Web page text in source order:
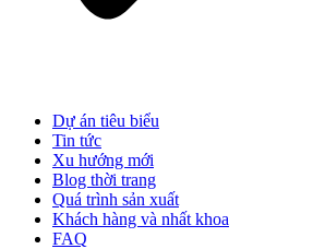
Dự án tiêu biểu
Tin tức
Xu hướng mới
Blog thời trang
Quá trình sản xuất
Khách hàng và nhất khoa
FAQ